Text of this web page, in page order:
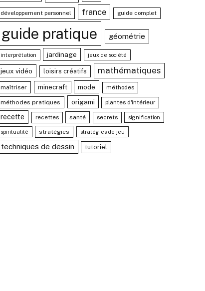
développement personnel france guide complet
guide pratique géométrie
interprétation jardinage jeux de société
jeux vidéo loisirs créatifs mathématiques
maîtriser minecraft mode méthodes
méthodes pratiques origami plantes d'intérieur
recette recettes santé secrets signification
spiritualité stratégies stratégies de jeu
techniques de dessin tutoriel